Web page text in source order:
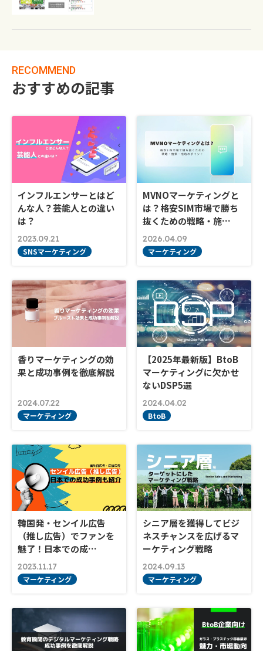
RECOMMEND
おすすめの記事
インフルエンサーとはど
んな人？芸能人との違い
は？
2023.09.21
SNSマーケティング
MVNOマーケティングと
は？格安SIM市場で勝ち
抜くための戦略・施…
2026.04.09
マーケティング
香りマーケティングの効
果と成功事例を徹底解説
2024.07.22
マーケティング
【2025年最新版】BtoB
マーケティングに欠かせ
ないDSP5選
2024.04.02
BtoB
韓国発・センイル広告
（推し広告）でファンを
魅了！日本での成…
2023.11.17
マーケティング
シニア層を獲得してビジ
ネスチャンスを広げるマ
ーケティング戦略
2024.09.13
マーケティング